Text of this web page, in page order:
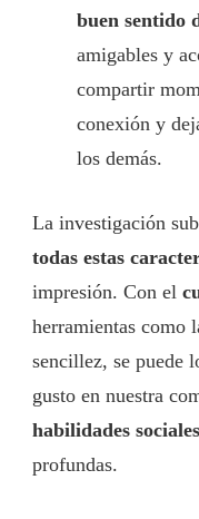
buen sentido
amigables y
compartir
conexión y
los demás.
La investigación
todas estas
impresión. Con el
herramientas como
sencillez, se puede
gusto en nuestra
habilidades sociales
profundas.